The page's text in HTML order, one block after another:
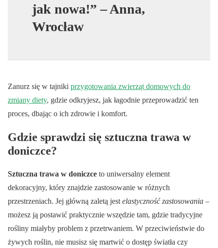
jak nowa!” – Anna,
Wrocław
Zanurz się w tajniki przygotowania zwierząt domowych do
zmiany diety, gdzie odkryjesz, jak łagodnie przeprowadzić ten
proces, dbając o ich zdrowie i komfort.
Gdzie sprawdzi się sztuczna trawa w
doniczce?
Sztuczna trawa w doniczce to uniwersalny element
dekoracyjny, który znajdzie zastosowanie w różnych
przestrzeniach. Jej główną zaletą jest elastyczność zastosowania –
możesz ją postawić praktycznie wszędzie tam, gdzie tradycyjne
rośliny miałyby problem z przetrwaniem. W przeciwieństwie do
żywych roślin, nie musisz się martwić o dostęp światła czy